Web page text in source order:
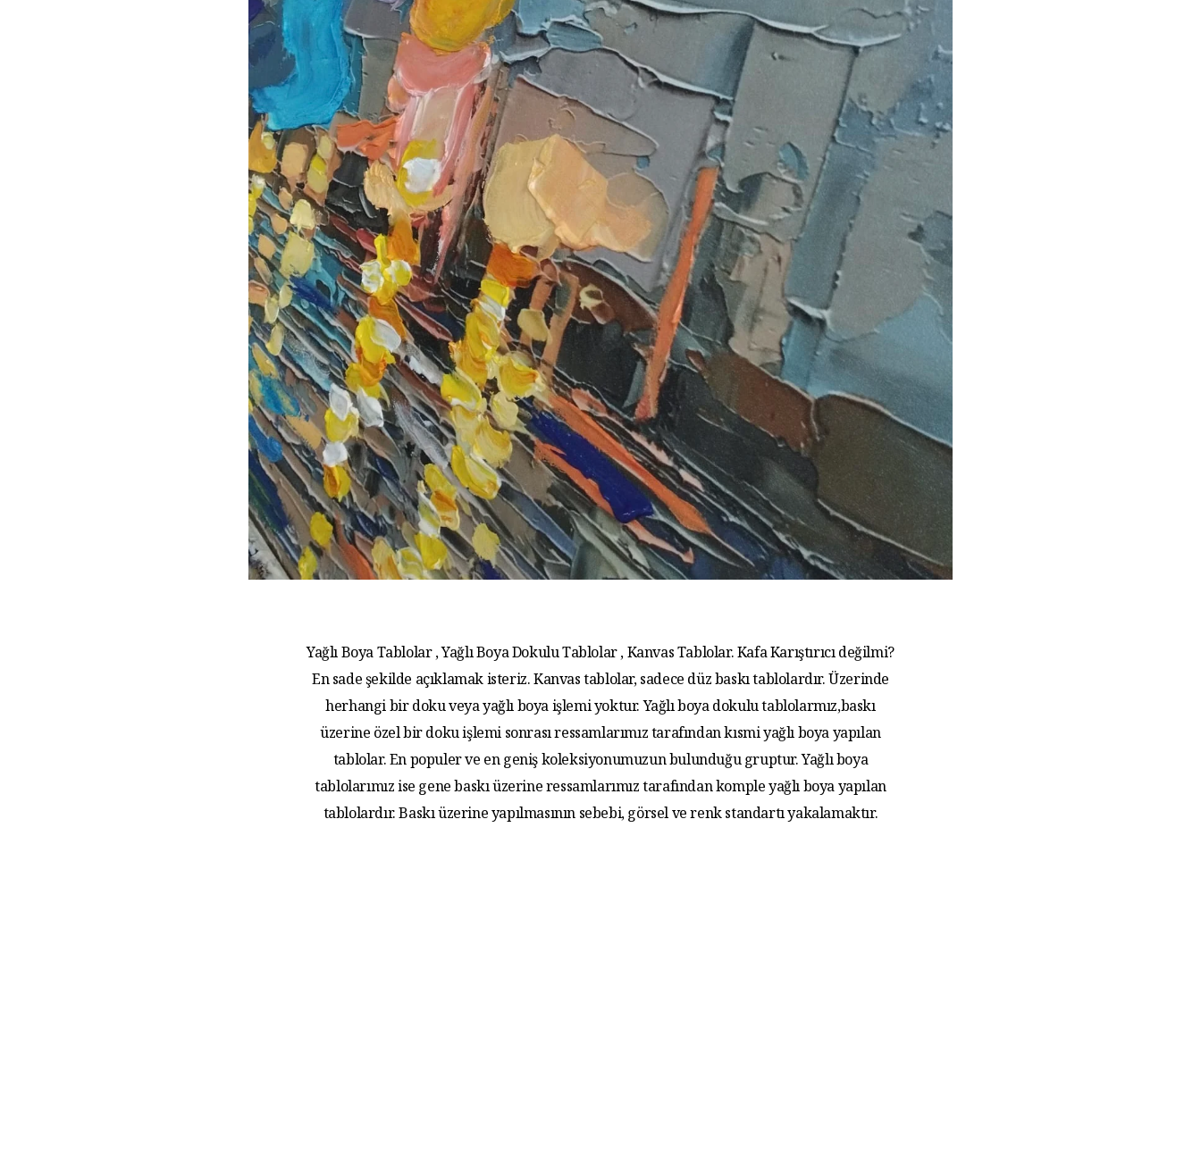
Yağlı Boya Tablolar , Yağlı Boya Dokulu Tablolar , Kanvas Tablolar. Kafa Karıştırıcı değilmi?
En sade şekilde açıklamak isteriz. Kanvas tablolar, sadece düz baskı tablolardır. Üzerinde
herhangi bir doku veya yağlı boya işlemi yoktur. Yağlı boya dokulu tablolarmız,baskı
üzerine özel bir doku işlemi sonrası ressamlarımız tarafından kısmi yağlı boya yapılan
tablolar. En populer ve en geniş koleksiyonumuzun bulunduğu gruptur. Yağlı boya
tablolarımız ise gene baskı üzerine ressamlarımız tarafından komple yağlı boya yapılan
tablolardır. Baskı üzerine yapılmasının sebebi, görsel ve renk standartı yakalamaktır.